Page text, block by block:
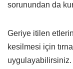
sorunundan da
Geriye itilen
kesilmesi için